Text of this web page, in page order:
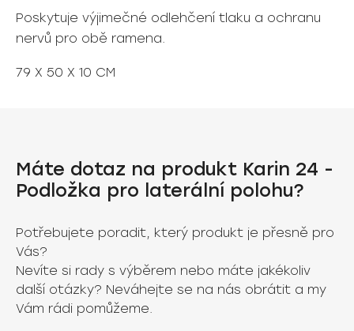
Poskytuje výjimečné odlehčení tlaku a ochranu
nervů pro obě ramena.
79 X 50 X 10 CM
Máte dotaz na produkt Karin 24 -
Podložka pro laterální polohu?
Potřebujete poradit, který produkt je přesně pro
Vás?
Nevíte si rady s výběrem nebo máte jakékoliv
další otázky? Neváhejte se na nás obrátit a my
Vám rádi pomůžeme.